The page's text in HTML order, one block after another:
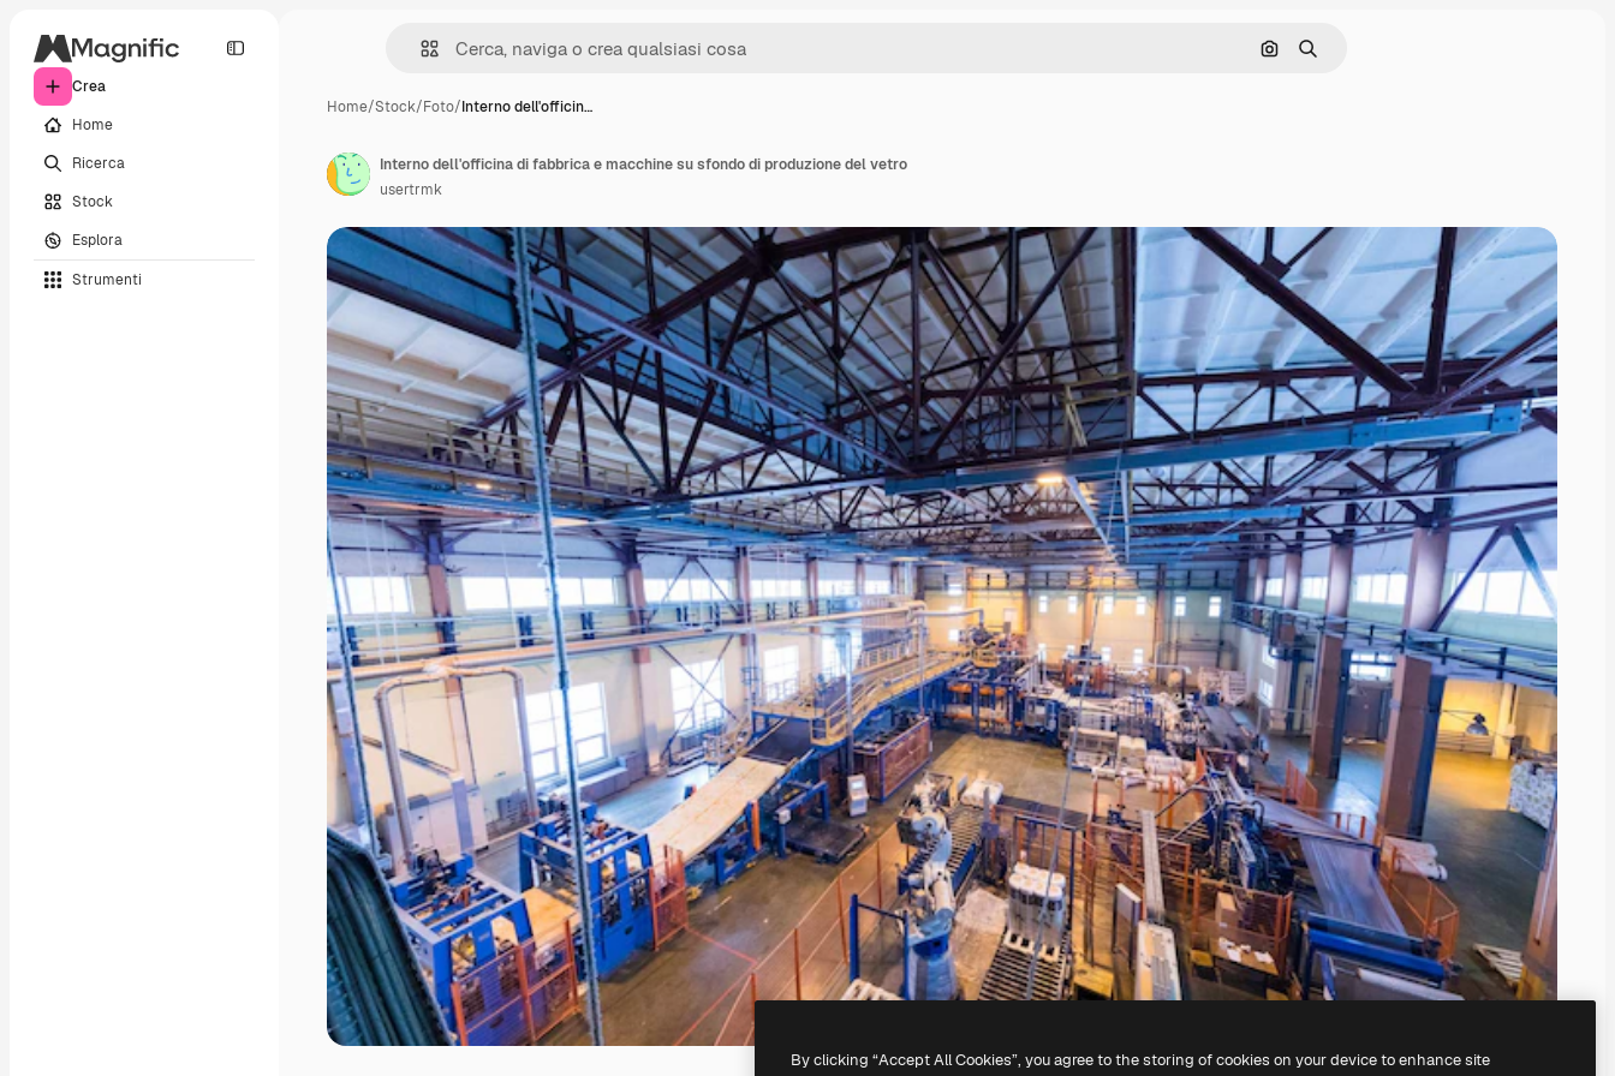
Crea
Home
Ricerca
Stock
Esplora
Strumenti
Cerca per immagine
Ricerca
Home/Stock/Foto/Interno dell'officin…
Interno dell'officina di fabbrica e macchine su sfondo di produzione del vetro
usertrmk
By clicking “Accept All Cookies”, you agree to the storing of cookies on your device to enhance site